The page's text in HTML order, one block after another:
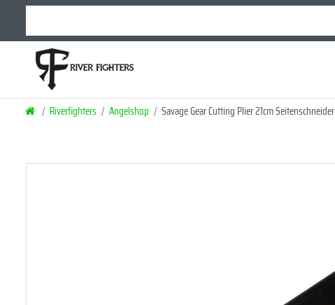
Riverfighters Angelshop Savage Gear Cutting Plier 21cm Seitenschneider